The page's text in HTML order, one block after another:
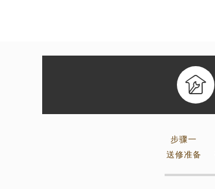

步骤一
送修准备